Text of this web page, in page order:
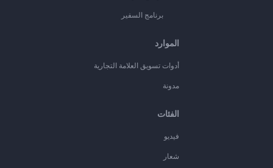
برنامج السفير
الموارد
أدوات تسويق العلامة التجارية
مدونة
الفئات
فيديو
شعار